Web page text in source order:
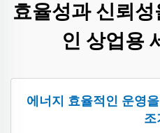
효율성과 신뢰
인 상업용
에너지 효율적인 운영
조